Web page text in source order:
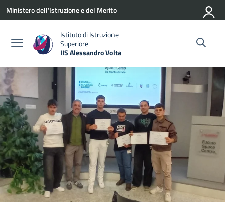
Vai ai contenuti
Vai al menu di navigazione
Vai al footer
Ministero dell'Istruzione e del Merito
Istituto di Istruzione
Superiore
IIS Alessandro Volta